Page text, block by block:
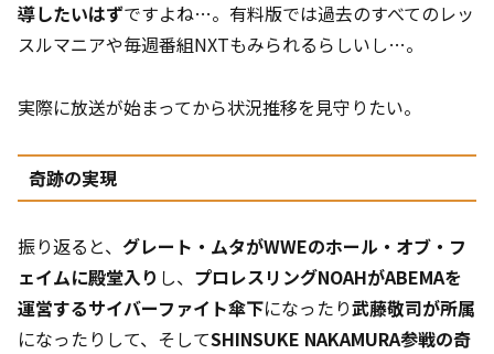
導したいはずですよね…。有料版では過去のすべてのレッ
スルマニアや毎週番組NXTもみられるらしいし…。
実際に放送が始まってから状況推移を見守りたい。
奇跡の実現
振り返ると、 グレート・ムタがWWEのホール・オブ・フ
ェイムに殿堂入り し、 プロレスリングNOAHがABEMAを
運営するサイバーファイト傘下になったり武藤敬司が所属
になったりして、そしてSHINSUKE NAKAMURA参戦の奇